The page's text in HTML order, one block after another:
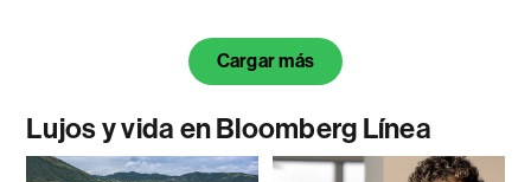
Cargar más
Lujos y vida en Bloomberg Línea